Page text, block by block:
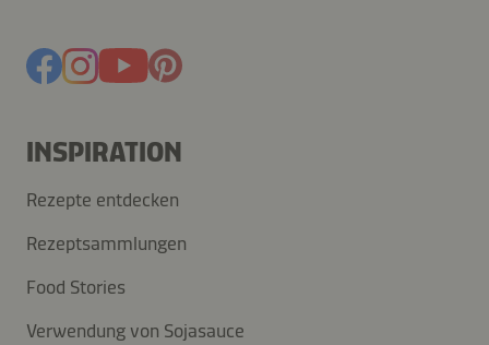
INSPIRATION
Rezepte entdecken
Rezeptsammlungen
Food Stories
Verwendung von Sojasauce